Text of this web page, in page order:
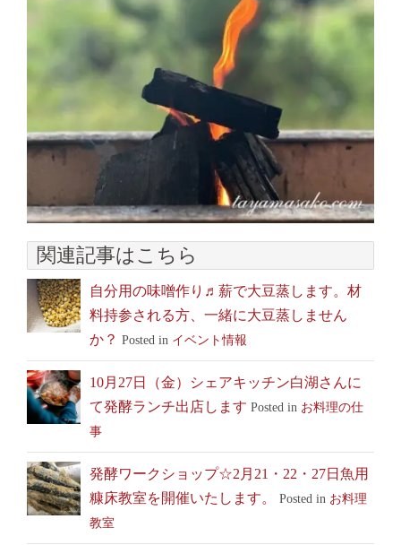
関連記事はこちら
自分用の味噌作り♬薪で大豆蒸します。材
料持参される方、一緒に大豆蒸しません
か？ Posted in イベント情報
10月27日（金）シェアキッチン白湖さんに
て発酵ランチ出店します Posted in お料理の仕
事
発酵ワークショップ☆2月21・22・27日魚用
糠床教室を開催いたします。
Posted in お料理
教室